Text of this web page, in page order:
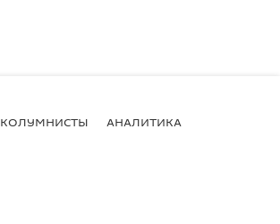
КОЛУМНИСТЫ АНАЛИТИКА